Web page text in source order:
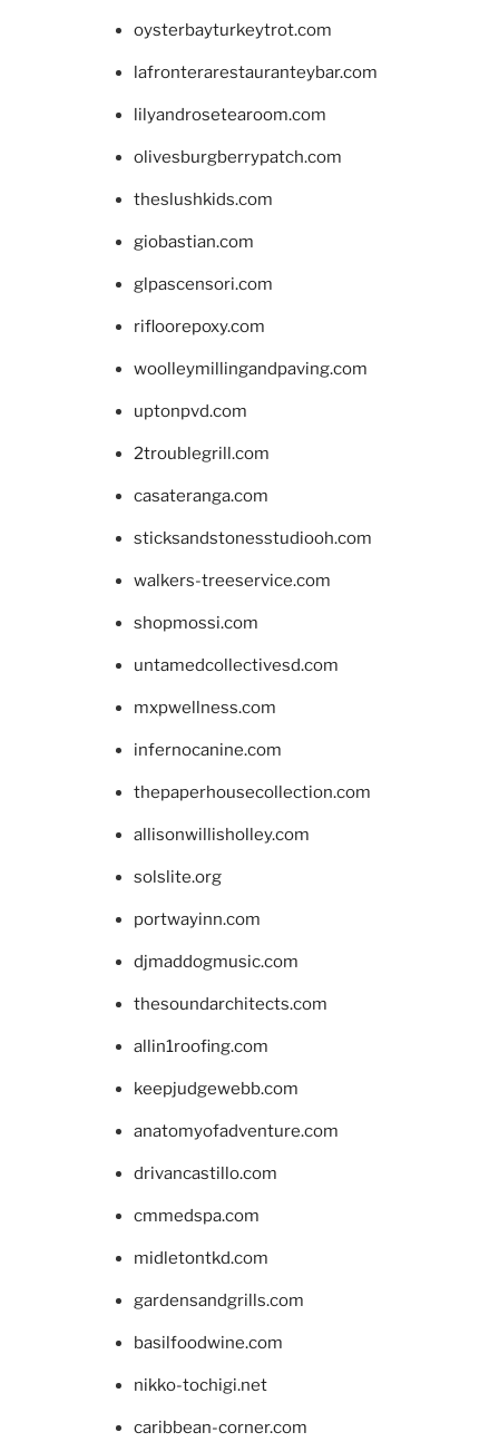
oysterbayturkeytrot.com
lafronterarestauranteybar.com
lilyandrosetearoom.com
olivesburgberrypatch.com
theslushkids.com
giobastian.com
glpascensori.com
rifloorepoxy.com
woolleymillingandpaving.com
uptonpvd.com
2troublegrill.com
casateranga.com
sticksandstonesstudiooh.com
walkers-treeservice.com
shopmossi.com
untamedcollectivesd.com
mxpwellness.com
infernocanine.com
thepaperhousecollection.com
allisonwillisholley.com
solslite.org
portwayinn.com
djmaddogmusic.com
thesoundarchitects.com
allin1roofing.com
keepjudgewebb.com
anatomyofadventure.com
drivancastillo.com
cmmedspa.com
midletontkd.com
gardensandgrills.com
basilfoodwine.com
nikko-tochigi.net
caribbean-corner.com